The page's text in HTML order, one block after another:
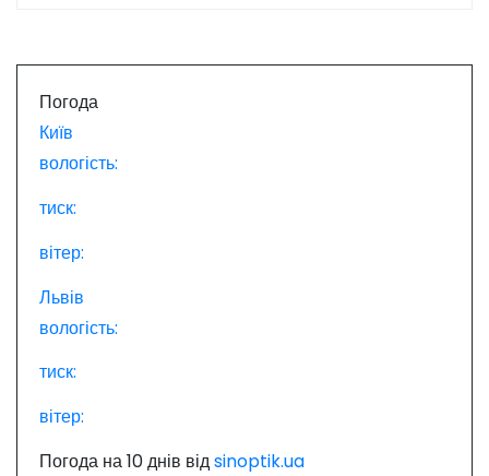
в
Погода
Київ
вологість:
тиск:
вітер:
Львів
вологість:
тиск:
вітер:
Погода на 10 днів відsinoptik.ua